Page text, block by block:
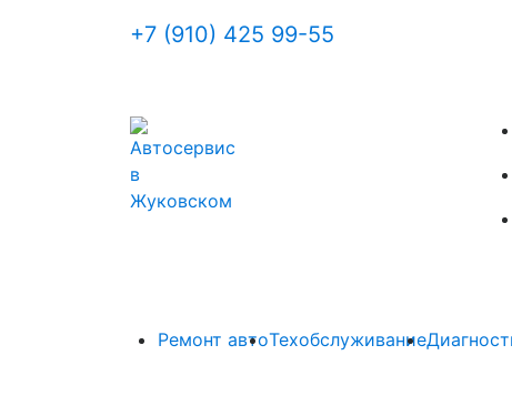
+7 (910) 425 99-55
Ремонт автоТехобслуживание